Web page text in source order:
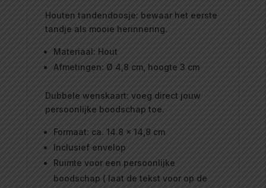
Houten tandendoosje: bewaar het eerste
tandje als mooie herinnering.
Materiaal: Hout
Afmetingen: Ø 4,8 cm, hoogte 3 cm
Dubbele wenskaart: voeg direct jouw
persoonlijke boodschap toe.
Formaat: ca. 14.8 x 14,8 cm
Inclusief envelop
Ruimte voor een persoonlijke
boodschap ( laat de tekst voor op de